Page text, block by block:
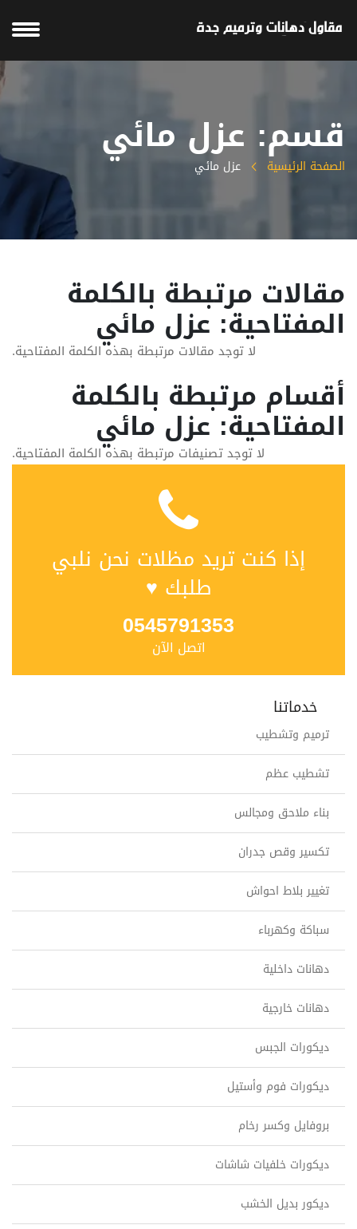
قسم: عزل مائي
الصفحة الرئيسية عزل مائي
مقالات مرتبطة بالكلمة
المفتاحية: عزل مائي
لا توجد مقالات مرتبطة بهذه الكلمة المفتاحية.
أقسام مرتبطة بالكلمة
المفتاحية: عزل مائي
لا توجد تصنيفات مرتبطة بهذه الكلمة المفتاحية.
إذا كنت تريد مظلات نحن نلبي
طلبك ♥
0545791353
اتصل الآن
خدماتنا
ترميم وتشطيب
تشطيب عظم
بناء ملاحق ومجالس
تكسير وقص جدران
تغيير بلاط احواش
سباكة وكهرباء
دهانات داخلية
دهانات خارجية
ديكورات الجبس
ديكورات فوم وأستيل
بروفايل وكسر رخام
ديكورات خلفيات شاشات
ديكور بديل الخشب